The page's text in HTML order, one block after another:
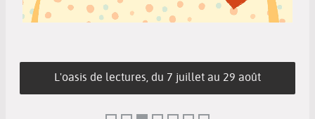
L'oasis de lectures, du 7 juillet au 29 août